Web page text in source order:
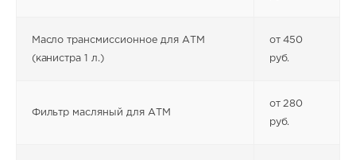
Масло трансмиссионное для АТМ
(канистра 1 л.)
от 450
руб.
Фильтр масляный для АТМ
от 280
руб.